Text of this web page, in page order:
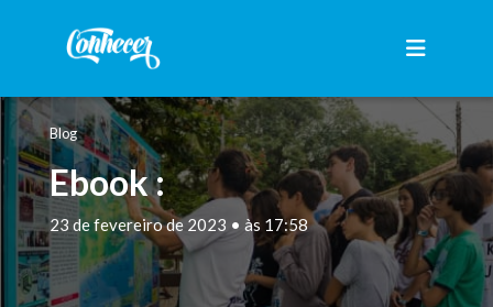
Blog
Ebook :
23 de fevereiro de 2023 • às 17:58